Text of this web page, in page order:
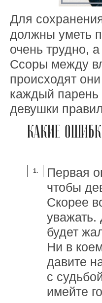
Для
должны уметь
очень трудно,
Ссоры между
происходят
каждый парень
девушки
КАКИЕ
Первая
чтобы
Скорее
уважать.
будет
Ни в
давите
с
имейте